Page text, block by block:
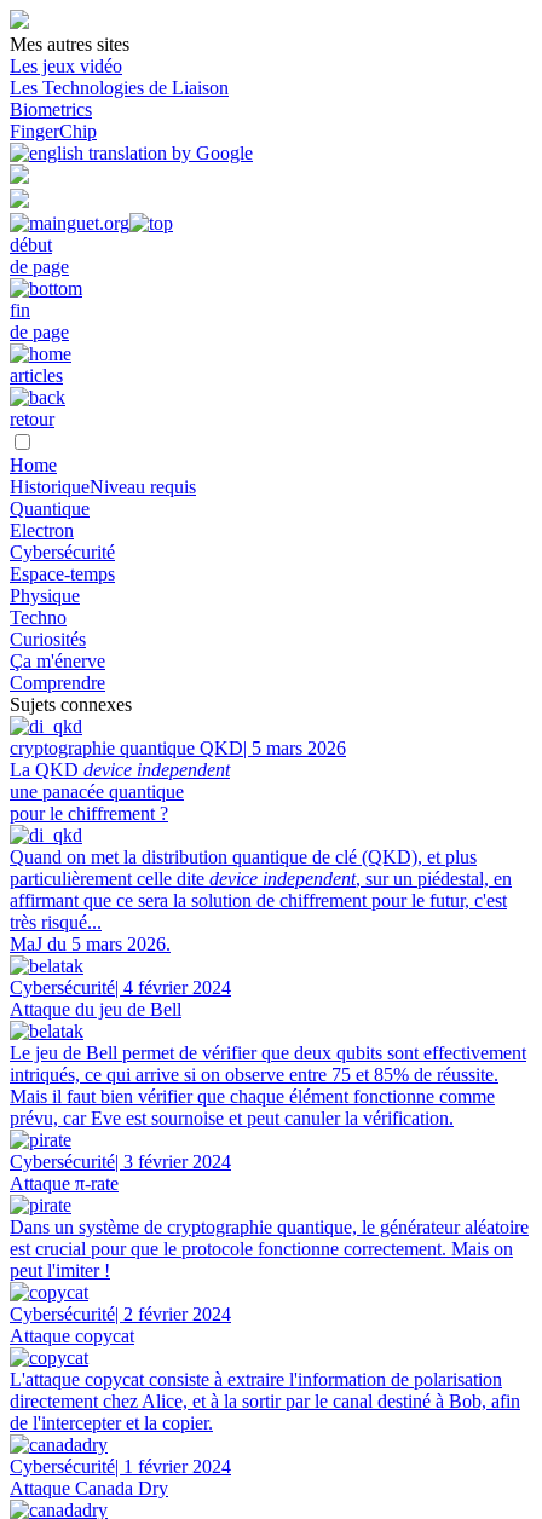
Mes autres sites
Les jeux vidéo
Les Technologies de Liaison
Biometrics
FingerChip
début
de page
fin
de page
articles
retour
Home
HistoriqueNiveau requis
Quantique
Electron
Cybersécurité
Espace-temps
Physique
Techno
Curiosités
Ça m'énerve
Comprendre
Sujets connexes
cryptographie quantique QKD| 5 mars 2026
La QKD device independent
une panacée quantique
pour le chiffrement ?
Quand on met la distribution quantique de clé (QKD), et plus
particulièrement celle dite device independent, sur un piédestal, en
affirmant que ce sera la solution de chiffrement pour le futur, c'est
très risqué...
MaJ du 5 mars 2026.
Cybersécurité| 4 février 2024
Attaque du jeu de Bell
Le jeu de Bell permet de vérifier que deux qubits sont effectivement
intriqués, ce qui arrive si on observe entre 75 et 85% de réussite.
Mais il faut bien vérifier que chaque élément fonctionne comme
prévu, car Eve est sournoise et peut canuler la vérification.
Cybersécurité| 3 février 2024
Attaque π-rate
Dans un système de cryptographie quantique, le générateur aléatoire
est crucial pour que le protocole fonctionne correctement. Mais on
peut l'imiter !
Cybersécurité| 2 février 2024
Attaque copycat
L'attaque copycat consiste à extraire l'information de polarisation
directement chez Alice, et à la sortir par le canal destiné à Bob, afin
de l'intercepter et la copier.
Cybersécurité| 1 février 2024
Attaque Canada Dry